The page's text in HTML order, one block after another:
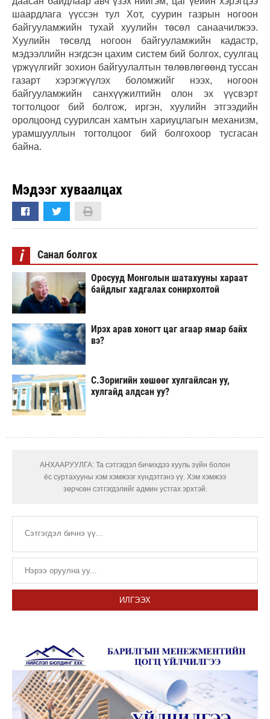
шаардлага үүссэн тул Хот, суурин газрын ногоон
байгууламжийн тухай хуулийн төсөл санаачилжээ.
Хуулийн төсөлд ногоон байгууламжийн кадастр,
мэдээллийн нэгдсэн цахим систем бий болгох, суулгац
үржүүлгийг зохион байгуулалтын төлөвлөгөөнд туссан
газарт хэрэгжүүлэх боломжийг нээх, ногоон
байгууламжийн санхүүжилтийн олон эх үүсвэрт
тогтолцоог бий болгож, иргэн, хуулийн этгээдийн
оролцоонд суурилсан хамтын хариуцлагын механизм,
урамшууллын тогтолцоог бий болгохоор тусгасан
байна.
Мэдээг хуваалцах
i Санал болгох
Оросууд Монголын шатахууны хараат
байдлыг хадгалах сонирхолтой
Ирэх арав хоногт цаг агаар ямар байх
вэ?
С.Зоригийн хөшөөг хулгайлсан уу,
хулгайд алдсан уу?
АНХААРУУЛГА: Та сэтгэгдэл бичихдээ хууль зүйн болон
ёс суртахууны хэм хэмжээг хүндэтгэнэ үү. Хэм хэмжээ
зөрчсөн сэтгэгдэлийг админ устгах эрхтэй.
ИЛГЭЭХ